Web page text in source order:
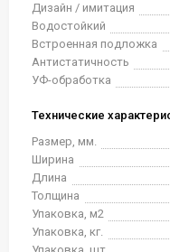
Дизайн / имитация
Водостойкий
Встроенная подложка
Антистатичность
УФ-обработка
Технические
Размер, мм.
Ширина
Длина
Толщина
Упаковка, м2
Упаковка, кг.